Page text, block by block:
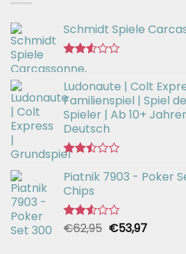
Schmidt Spiele
Bewertet
2.55
von 5
Ludonaute | Colt
Familienspiel | Spiel
Spieler | Ab 10+
Deutsch
mit
2.50
von 5
Piatnik 7903 - Poker
Chips
Bewertet
€62,95 Ursprünglicher
€53,97